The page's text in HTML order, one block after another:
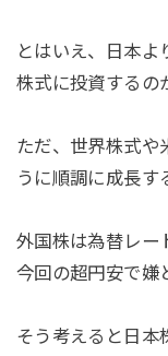
とはいえ、日本よ
株式に投資するの
ただ、世界株式や
うに順調に成長す
外国株は為替レー
今回の超円安で嫌
そう考えると日本